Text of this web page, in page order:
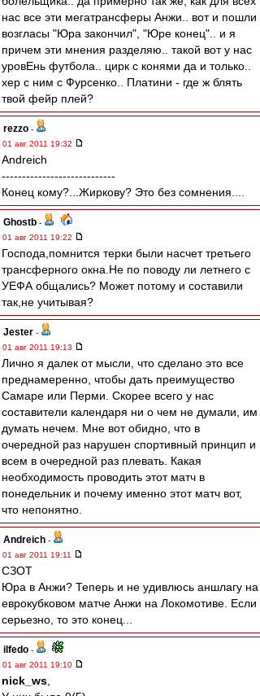
нас все эти мегатрансферы Анжи.. вот и пошли
возгласы "Юра закончил", "Юре конец".. и я
причем эти мнения разделяю.. такой вот у нас
уровЕнь футбола.. цирк с конями да и только..
хер с ним с Фурсенко.. Платини - где ж блять
твой фейр плей?
rezzo -
01 авг 2011 19:32
Andreich
----------------------------
Конец кому?...Жиркову? Это без сомнения....
Ghostb -
01 авг 2011 19:22
Господа,помнится терки были насчет третьего
трансферного окна.Не по поводу ли летнего с
УЕФА общались? Может потому и составили
так,не учитывая?
Jester -
01 авг 2011 19:13
Лично я далек от мысли, что сделано это все
преднамеренно, чтобы дать преимущество
Самаре или Перми. Скорее всего у нас
составители календаря ни о чем не думали, им
думать нечем. Мне вот обидно, что в
очередной раз нарушен спортивный принцип и
всем в очередной раз плевать. Какая
необходимость проводить этот матч в
понедельник и почему именно этот матч вот,
что непонятно.
Andreich -
01 авг 2011 19:11
СЗОТ
Юра в Анжи? Теперь и не удивлюсь аншлагу на
еврокубковом матче Анжи на Локомотиве. Если
серьезно, то это конец...
ilfedo -
01 авг 2011 19:10
nick_ws